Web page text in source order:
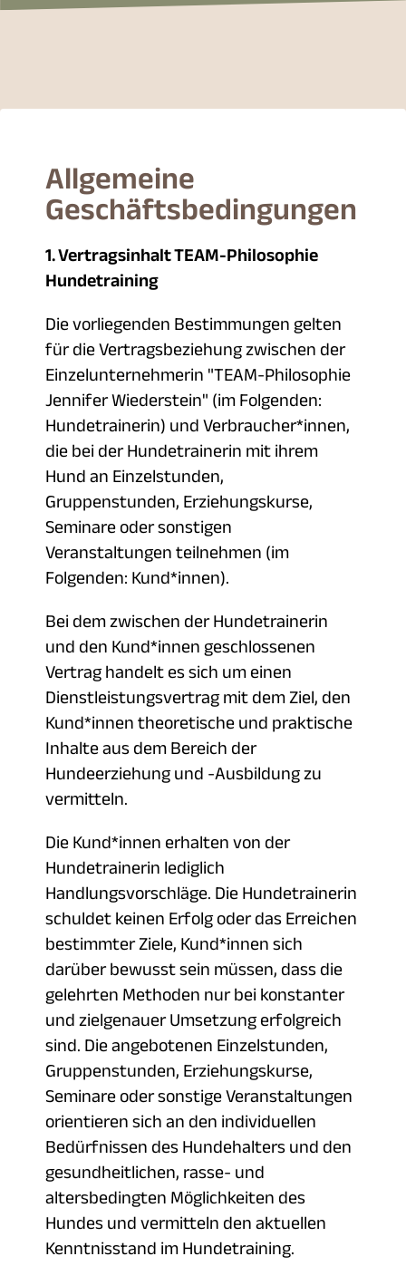
Allgemeine
Geschäftsbedingungen
1. Vertragsinhalt TEAM-Philosophie
Hundetraining
Die vorliegenden Bestimmungen gelten
für die Vertragsbeziehung zwischen der
Einzelunternehmerin "TEAM-Philosophie
Jennifer Wiederstein" (im Folgenden:
Hundetrainerin) und Verbraucher*innen,
die bei der Hundetrainerin mit ihrem
Hund an Einzelstunden,
Gruppenstunden, Erziehungskurse,
Seminare oder sonstigen
Veranstaltungen teilnehmen (im
Folgenden: Kund*innen).
Bei dem zwischen der Hundetrainerin
und den Kund*innen geschlossenen
Vertrag handelt es sich um einen
Dienstleistungsvertrag mit dem Ziel, den
Kund*innen theoretische und praktische
Inhalte aus dem Bereich der
Hundeerziehung und -Ausbildung zu
vermitteln.
Die Kund*innen erhalten von der
Hundetrainerin lediglich
Handlungsvorschläge. Die Hundetrainerin
schuldet keinen Erfolg oder das Erreichen
bestimmter Ziele, Kund*innen sich
darüber bewusst sein müssen, dass die
gelehrten Methoden nur bei konstanter
und zielgenauer Umsetzung erfolgreich
sind. Die angebotenen Einzelstunden,
Gruppenstunden, Erziehungskurse,
Seminare oder sonstige Veranstaltungen
orientieren sich an den individuellen
Bedürfnissen des Hundehalters und den
gesundheitlichen, rasse- und
altersbedingten Möglichkeiten des
Hundes und vermitteln den aktuellen
Kenntnisstand im Hundetraining.